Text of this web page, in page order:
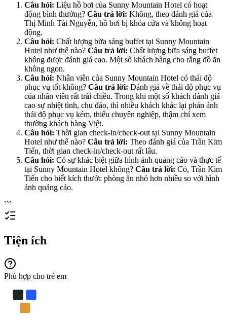
Câu hỏi: Liệu hồ bơi của Sunny Mountain Hotel có hoạt
động bình thường? Câu trả lời: Không, theo đánh giá của
Thị Minh Tài Nguyễn, hồ bơi bị khóa cửa và không hoạt
động.
Câu hỏi: Chất lượng bữa sáng buffet tại Sunny Mountain
Hotel như thế nào? Câu trả lời: Chất lượng bữa sáng buffet
không được đánh giá cao. Một số khách hàng cho rằng đồ ăn
không ngon.
Câu hỏi: Nhân viên của Sunny Mountain Hotel có thái độ
phục vụ tốt không? Câu trả lời: Đánh giá về thái độ phục vụ
của nhân viên rất trái chiều. Trong khi một số khách đánh giá
cao sự nhiệt tình, chu đáo, thì nhiều khách khác lại phản ánh
thái độ phục vụ kém, thiếu chuyên nghiệp, thậm chí xem
thường khách hàng Việt.
Câu hỏi: Thời gian check-in/check-out tại Sunny Mountain
Hotel như thế nào? Câu trả lời: Theo đánh giá của Trần Kim
Tiến, thời gian check-in/check-out rất lâu.
Câu hỏi: Có sự khác biệt giữa hình ảnh quảng cáo và thực tế
tại Sunny Mountain Hotel không? Câu trả lời: Có, Trần Kim
Tiến cho biết kích thước phòng ăn nhỏ hơn nhiều so với hình
ảnh quảng cáo.
```
Tiện ích
Phù hợp cho trẻ em